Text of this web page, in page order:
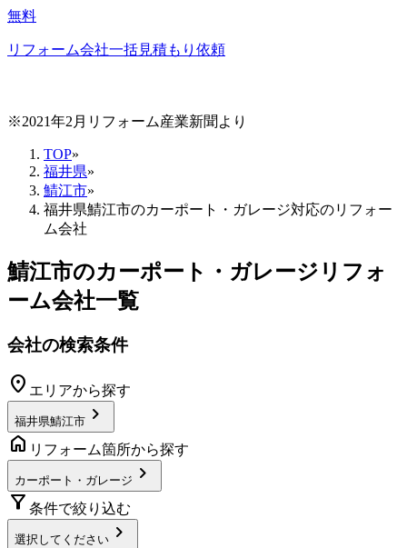
無料
リフォーム会社一括見積もり依頼
※2021年2月リフォーム産業新聞より
TOP»
福井県»
鯖江市»
福井県鯖江市のカーポート・ガレージ対応のリフォー
ム会社
鯖江市のカーポート・ガレージリフォ
ーム会社一覧
会社の検索条件
location_on エリアから探す
福井県鯖江市 chevron_right
home リフォーム箇所から探す
カーポート・ガレージ chevron_right
filter_alt 条件で絞り込む
選択してください chevron_right